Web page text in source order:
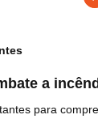
a
para